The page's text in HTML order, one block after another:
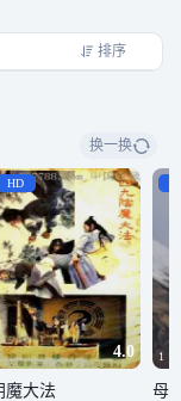
排序
换一换
4.0
HD
魔大法
1
母